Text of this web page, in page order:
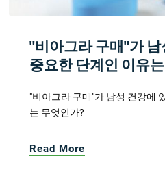
"비아그라 구매"가 남
중요한 단계인 이유
"비아그라 구매"가 남성 건강에
는 무엇인가?
Read More